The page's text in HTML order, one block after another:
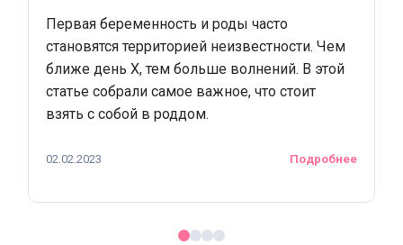
Первая беременность и роды часто
становятся территорией неизвестности. Чем
ближе день Х, тем больше волнений. В этой
статье собрали самое важное, что стоит
взять с собой в роддом.
02.02.2023 Подробнее